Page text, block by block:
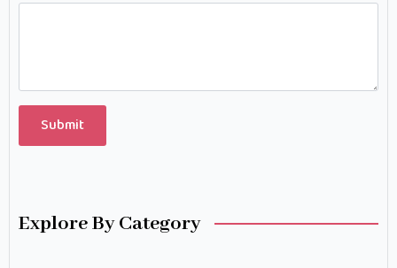
Submit
Explore By Category